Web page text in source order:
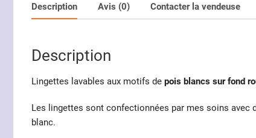
Description Avis (0) Contacter la vendeuse
Description
Lingettes lavables aux motifs de pois blancs sur fond
Les lingettes sont confectionnées par mes soins avec
blanc.